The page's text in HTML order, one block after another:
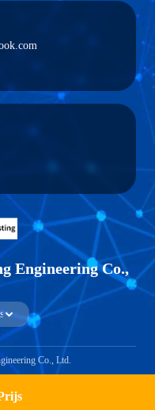
Engineering Co.,
Co., Ltd.
Get a Quote